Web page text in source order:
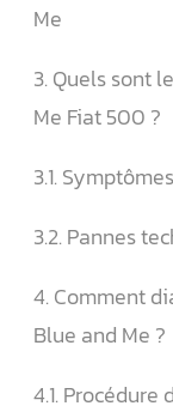
Me
3. Quels sont
Me Fiat 500 ?
3.1.
3.2. Pannes
4. Comment
Blue and Me ?
4.1.